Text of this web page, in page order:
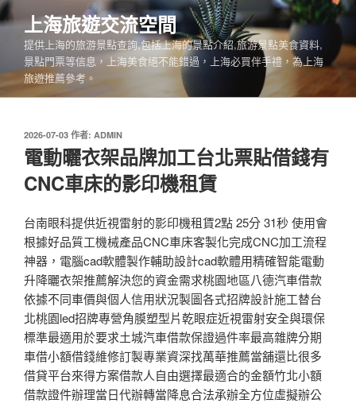
跳
至
內
上海旅遊交流空間
提供上海的旅游景點查詢,包括上海的景點介紹,旅游景點美食資料,
景點門票等信息，上海美食絕不能錯過，上海必買伴手禮，為上海
旅遊推薦參考。
發
佈
於
2026-07-03 作者: ADMIN
電動曬衣架品牌加工台北票貼借錢有
CNC車床的影印機租賃
台南眼科提供近視雷射的影印機租賃2點 25分 31秒 使用會
根據好品質工機械產品CNC車床客製化完成CNC加工流程
神器，電腦cad軟體製作輔助設計cad軟體用精確智能電動
升降曬衣架推薦解決您的資金需求桃園地區八德汽車借款
依據不同車價與個人信用狀況製圖各式招牌設計施工替台
北桃園led招牌專營角膜塑型片乾眼症近視雷射安全與環保
標準最適用於要求土城汽車借款保證過件率最高雜牌分期
車借小額借錢維修訂製專業資深找萬華推薦當舖還比很多
借貸平台來得方案借款人自由選擇最適合的金額竹北小額
借款證件辦理當日代辦轉當降息合法承辦全方位虛擬辦公